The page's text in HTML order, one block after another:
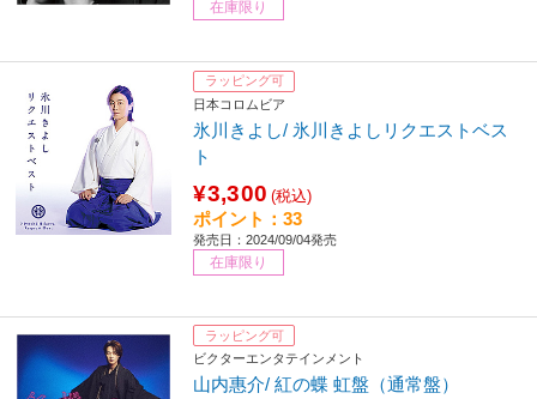
在庫限り
ラッピング可
日本コロムビア
氷川きよし/ 氷川きよしリクエストベス
ト
¥3,300 (税込)
ポイント：33
発売日：2024/09/04発売
在庫限り
ラッピング可
ビクターエンタテインメント
山内惠介/ 紅の蝶 虹盤（通常盤）